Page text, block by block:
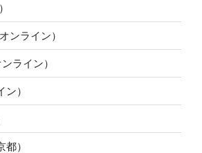
ンライン）
ライン）
）
）